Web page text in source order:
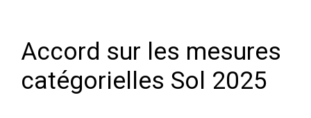
Accord sur les mesures
catégorielles Sol 2025